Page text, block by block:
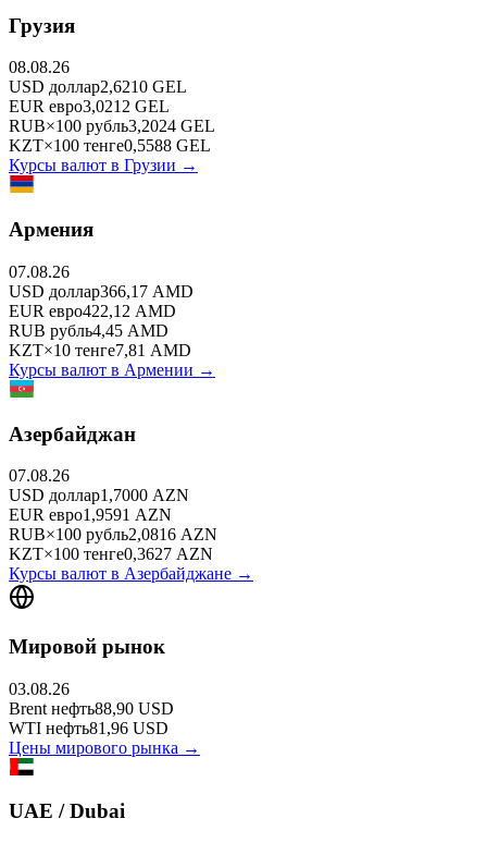
Грузия
08.08.26
USD доллар2,6210 GEL
EUR евро3,0212 GEL
RUB×100 рубль3,2024 GEL
KZT×100 тенге0,5588 GEL
Курсы валют в Грузии →
Армения
07.08.26
USD доллар366,17 AMD
EUR евро422,12 AMD
RUB рубль4,45 AMD
KZT×10 тенге7,81 AMD
Курсы валют в Армении →
Азербайджан
07.08.26
USD доллар1,7000 AZN
EUR евро1,9591 AZN
RUB×100 рубль2,0816 AZN
KZT×100 тенге0,3627 AZN
Курсы валют в Азербайджане →
Мировой рынок
03.08.26
Brent нефть88,90 USD
WTI нефть81,96 USD
Цены мирового рынка →
UAE / Dubai